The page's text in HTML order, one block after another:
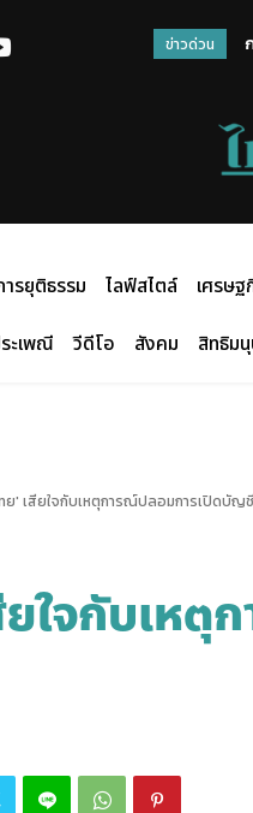
ข่าวด่วน
ารยุติธรรม ไลฟ์สไตล์ เศรษฐ
ะเพณี วีดีโอ สังคม สิทธิม
ย' เสียใจกับเหตุการณ์ปลอมการเปิดบัญชี
ยใจกับเห